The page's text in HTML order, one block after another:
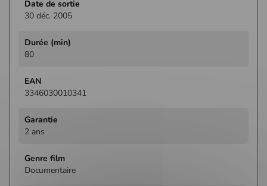
30 déc. 2005
80
3346030010341
2 ans
Documentaire